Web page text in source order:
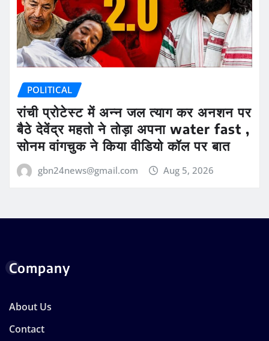
POLITICAL
रांची प्रोटेस्ट में अन्न जल त्याग कर अनशन पर
बैठे देवेंद्र महतो ने तोड़ा अपना water fast ,
सोनम वांगचुक ने किया वीडियो कॉल पर बात
gbn24news@gmail.com Aug 5, 2026
Company
About Us
Contact